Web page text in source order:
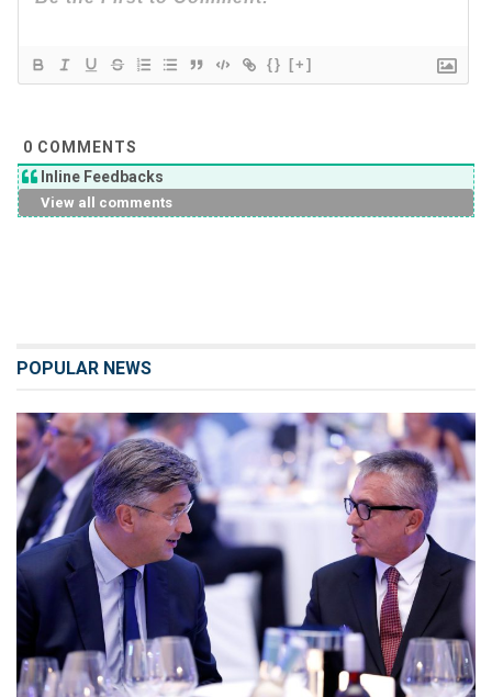
{} [+]
0 COMMENTS
Inline Feedbacks
View all comments
POPULAR NEWS